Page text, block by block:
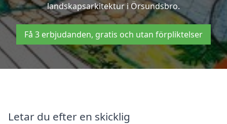
landskapsarkitektur i Örsundsbro.
Få 3 erbjudanden, gratis och utan förpliktelser
Letar du efter en skicklig